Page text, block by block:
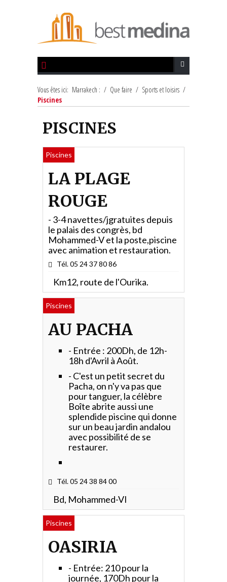
Vous êtes ici: Marrakech : / Que faire / Sports et loisirs /
Piscines
PISCINES
Piscines
LA PLAGE
ROUGE
- 3-4 navettes/jgratuites depuis
le palais des congrès, bd
Mohammed-V et la poste,piscine
avec animation et restauration.
Tél. 05 24 37 80 86
Km12, route de l'Ourika.
Piscines
AU PACHA
- Entrée : 200Dh, de 12h-
18h d'Avril à Août.
- C'est un petit secret du
Pacha, on n'y va pas que
pour tanguer, la célèbre
Boîte abrite aussi une
splendide piscine qui donne
sur un beau jardin andalou
avec possibilité de se
restaurer.
Tél. 05 24 38 84 00
Bd, Mohammed-VI
Piscines
OASIRIA
- Entrée: 210 pour la
journée, 170Dh pour la